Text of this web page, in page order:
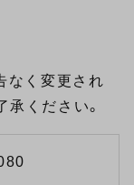
なく変更され
ください。